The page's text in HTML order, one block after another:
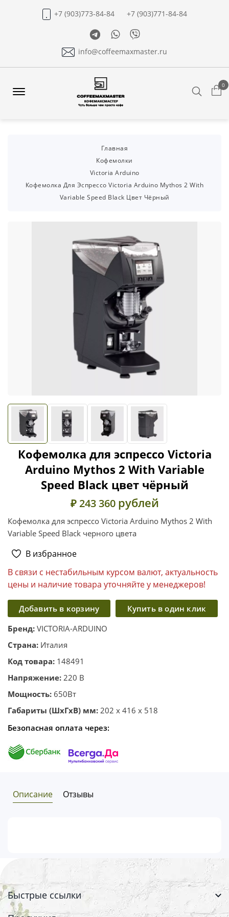
+7 (903)773-84-84
+7 (903)771-84-84
TelegramWhatsapp
Viber
info@coffeemaxmaster.ru
0
Главная
Кофемолки
Victoria Arduino
Кофемолка Для Эспрессо Victoria Arduino Mythos 2 With
Variable Speed Black Цвет Чёрный
Кофемолка для эспрессо Victoria
Arduino Mythos 2 With Variable
Speed Black цвет чёрный
₽ 243 360 рублей
Кофемолка для эспрессо Victoria Arduino Mythos 2 With
Variable Speed Black черного цвета
В избранное
В связи с нестабильным курсом валют, актуальность
цены и наличие товара уточняйте у менеджеров!
Добавить в корзину
Купить в один клик
Бренд: VICTORIA-ARDUINO
Страна: Италия
Код товара: 148491
Напряжение: 220 В
Мощность: 650Вт
Габариты (ШхГхВ) мм: 202 x 416 x 518
Безопасная оплата через:
Описание Отзывы
Быстрые ссылки